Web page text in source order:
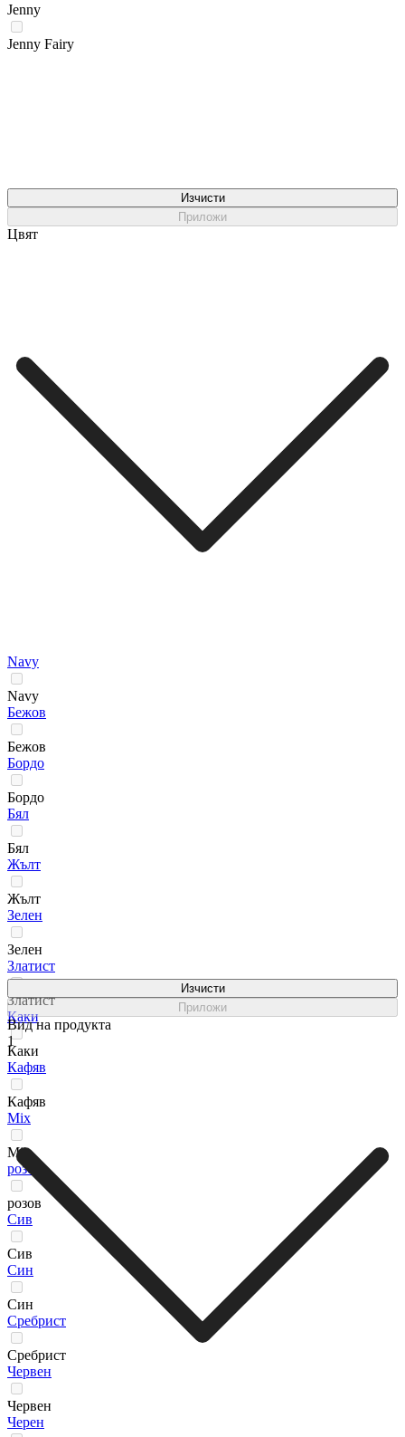
Jenny
Jenny Fairy
Изчисти
Приложи
Цвят
Navy
Navy
Бежов
Бежов
Бордо
Бордо
Бял
Бял
Жълт
Жълт
Зелен
Зелен
Златист
Златист
Каки
Каки
Кафяв
Кафяв
Мix
Мix
розов
розов
Сив
Сив
Син
Син
Сребрист
Сребрист
Червен
Червен
Черен
Изчисти
Приложи
Вид на продукта
1